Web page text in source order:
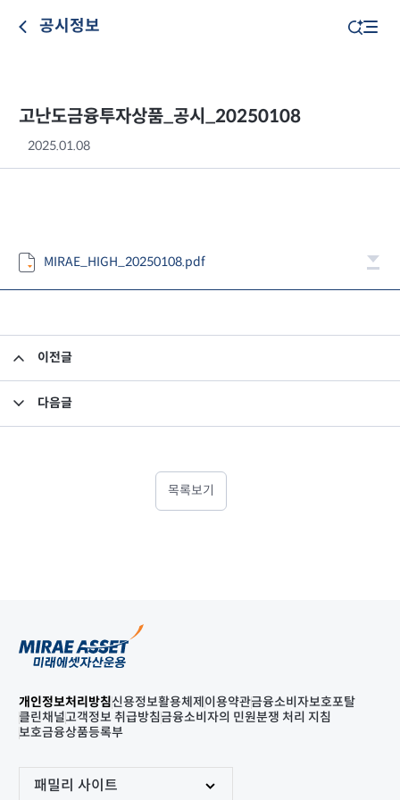
공시정보
고난도금융투자상품_공시_20250108
2025.01.08
MIRAE_HIGH_20250108.pdf
이전글
다음글
목록보기
개인정보처리방침신용정보활용체제 이용약관금융소비자보호포탈
클린채널고객정보 취급방침금융소비자의 민원분쟁 처리 지침
보호금융상품등록부
패밀리 사이트